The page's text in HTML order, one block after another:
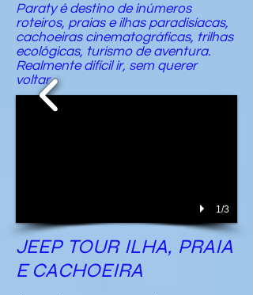
Paraty é destino de inúmeros
roteiros, praias e ilhas paradisíacas,
cachoeiras cinematográficas, trilhas
ecológicas, turismo de aventura.
Realmente difícil ir, sem querer
voltar.
1/3
JEEP TOUR ILHA, PRAIA
E CACHOEIRA